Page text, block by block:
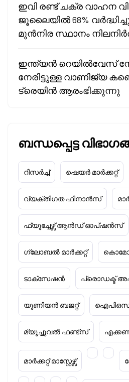
ഇവി രണ്ട് ചക്ര വാഹന
ജൂലൈയിൽ 68%
മുൻനിര സ്ഥാനം
ഇന്ത്യൻ റെയിൽവേസ്
നേരിട്ടുള്ള വാണിജ്യ
ട്രെയിൻ ആരംഭിക്കുന്നു
ബന്ധപ്പെട്ട
റിസർച്ച് ഷെയർ മാർക്കറ്റ്
വ്യക്തിഗത ഫിനാൻസ്
ഫ്യൂച്ചേഴ്സ് ആൻഡ് ഓപ്ഷൻസ്
ഗ്ലോബൽ മാർക്കറ്റ്
ടാക്‌സേഷൻ പ്രൊഡക്ട്
യൂണിയൻ ബജറ്റ്
മ്യൂച്ചുവൽ ഫണ്ട്സ്
മാർക്കറ്റ് മാസ്റ്റേഴ്സ്